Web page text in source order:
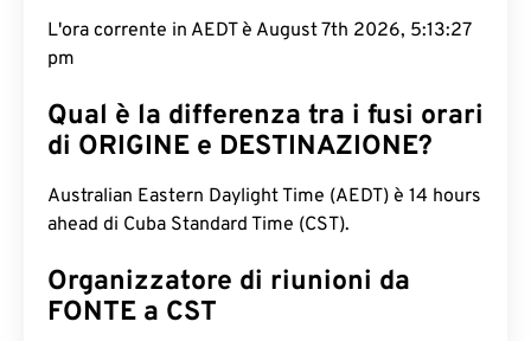
L'ora corrente in AEDT è August 7th 2026, 5:13:28
pm
Qual è la differenza tra i fusi orari
di ORIGINE e DESTINAZIONE?
Australian Eastern Daylight Time (AEDT) è 14 hours
ahead di Cuba Standard Time (CST).
Organizzatore di riunioni da
FONTE a CST